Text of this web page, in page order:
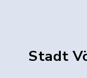
Stadt